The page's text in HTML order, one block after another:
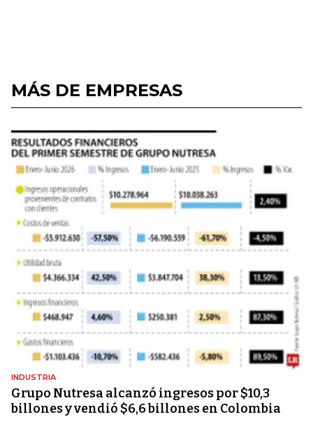
MÁS DE EMPRESAS
INDUSTRIA
Grupo Nutresa alcanzó ingresos por $10,3
billones y vendió $6,6 billones en Colombia